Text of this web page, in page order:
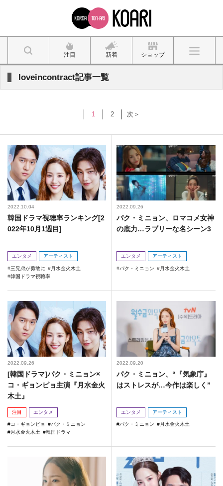
注目 新着 ショップ
loveincontract記事一覧
1 2 次＞
2022.10.04
韓国ドラマ視聴率ランキング[2
022年10月1週目]
エンタメ アーティスト
三兄弟が勇敢に
月水金火木土
韓国ドラマ視聴率
2022.09.26
パク・ミニョン、ロマコメ女神
の底力…ラブリーな名シーン3
エンタメ アーティスト
パク・ミニョン 月水金火木土
2022.09.26
[韓国ドラマ]パク・ミニョン×
コ・ギョンピョ主演『月水金火
木土』
注目 エンタメ
コ・ギョンピョ
パク・ミニョン
月水金火木土
韓国ドラマ
2022.09.20
パク・ミニョン、“『気象庁』
はストレスが…今作は楽しく”
エンタメ アーティスト
パク・ミニョン 月水金火木土